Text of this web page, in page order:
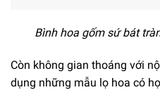
Bình hoa gốm sứ bát
Còn không gian thoáng với
dụng những mẫu lọ hoa có